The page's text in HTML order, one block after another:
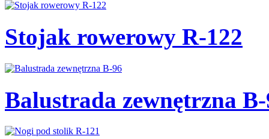
Stojak rowerowy R-122
Balustrada zewnętrzna